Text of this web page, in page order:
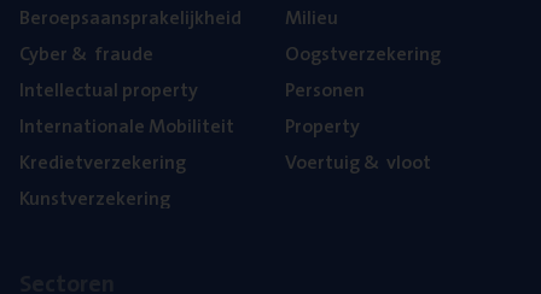
Beroeps­aan­spra­ke­lijk­heid
Cyber& fraude
Intel­lec­tu­al property
Inter­na­ti­o­na­le Mobiliteit
Kre­diet­ver­ze­ke­ring
Kunst­ver­ze­ke­ring
Mili­eu
Oogst­ver­ze­ke­ring
Per­so­nen
Pro­per­ty
Voer­tuig& vloot